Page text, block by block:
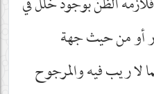
أو من حيث جهة
لا ريب فيه والمرجوح